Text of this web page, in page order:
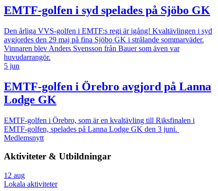
EMTF-golfen i syd spelades på Sjöbo GK
Den årliga VVS-golfen i EMTF:s regi är igång! Kvaltävlingen i syd
avgjordes den 29 maj på fina Sjöbo GK i strålande sommarväder.
Vinnaren blev Anders Svensson från Bauer som även var
huvudarrangör.
5 jun
EMTF-golfen i Örebro avgjord på Lanna
Lodge GK
EMTF-golfen i Örebro, som är en kvaltävling till Riksfinalen i
EMTF-golfen, spelades på Lanna Lodge GK den 3 juni.
Medlemsnytt
Aktiviteter & Utbildningar
12 aug
Lokala aktiviteter